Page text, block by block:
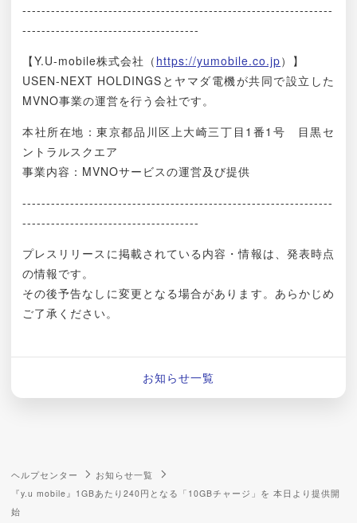
-----------------------------------------------------------------
-------------------------------------
【Y.U-mobile株式会社（ https://yumobile.co.jp）】
USEN-NEXT HOLDINGSとヤマダ電機が共同で設立した
MVNO事業の運営を行う会社です。
本社所在地：東京都品川区上大崎三丁目1番1号 目黒セ
ントラルスクエア
事業内容：MVNOサービスの運営及び提供
-----------------------------------------------------------------
-------------------------------------
プレスリリースに掲載されている内容・情報は、発表時点
の情報です。
その後予告なしに変更となる場合があります。あらかじめ
ご了承ください。
お知らせ一覧
ヘルプセンター
お知らせ一覧
『y.u mobile』1GBあたり240円となる「10GBチャージ」を 本日より提供開
始